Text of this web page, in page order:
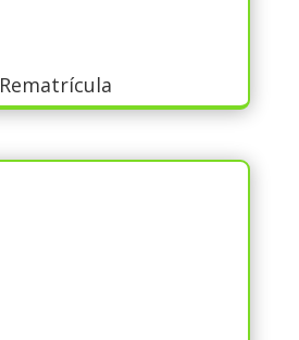
Rematrícula